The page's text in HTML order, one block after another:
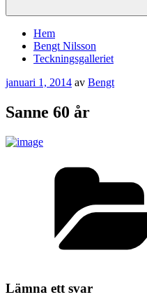
Hem
Bengt Nilsson
Teckningsgalleriet
Publicerat
januari 1, 2014 av Bengt
Sanne 60 år
Lämna ett svar